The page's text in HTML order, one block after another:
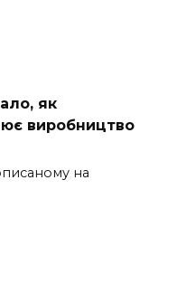
як
виробництво
на